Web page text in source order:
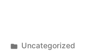
Posted
Uncategorized